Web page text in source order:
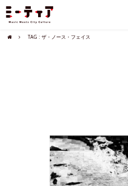
TAG : ザ・ノース・フェイス